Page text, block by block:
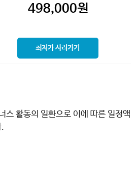
498,000원
최저가 사러가기
스 활동의 일환으로 이에 따른 일정액